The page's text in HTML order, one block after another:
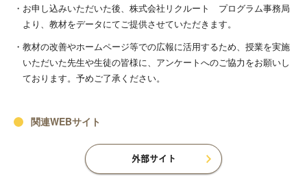
お申し込みいただいた後、株式会社リクルート プログラム事務局
より、教材をデータにてご提供させていただきます。
教材の改善やホームページ等での広報に活用するため、授業を実施
いただいた先生や生徒の皆様に、アンケートへのご協力をお願いし
ております。予めご了承ください。
関連WEBサイト
外部サイト